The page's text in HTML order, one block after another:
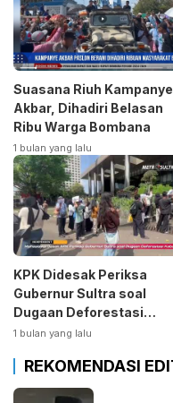
Suasana Riuh Kampanye
Akbar, Dihadiri Belasan
Ribu Warga Bombana
1 bulan yang lalu
KPK Didesak Periksa
Gubernur Sultra soal
Dugaan Deforestasi
Kabaen
1 bulan yang lalu
REKOMENDASI